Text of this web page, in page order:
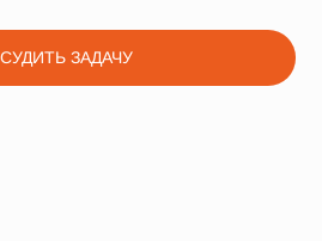
ЗАДАЧУ